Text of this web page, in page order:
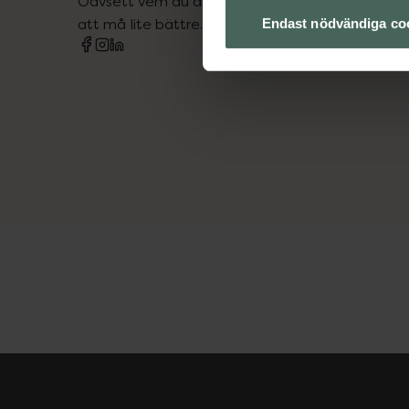
Endast nödvändiga
att må lite bättre. Välkommen att prata med